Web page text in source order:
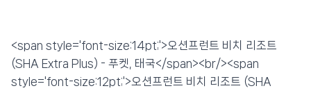
💰 최저가 확인 · 예약하기
<span style='font-size:14pt;'>오션프런트 비치 리조트
(SHA Extra Plus) - 푸켓, 태국</span><br/><span
style='font-size:12pt;'>오션프런트 비치 리조트 (SHA